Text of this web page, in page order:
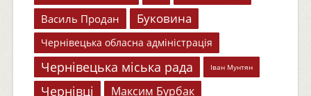
Василь Продан Буковина
Чернівецька обласна адміністрація
Чернівецька міська рада Іван Мунтян
Чернівці Максим Бурбак